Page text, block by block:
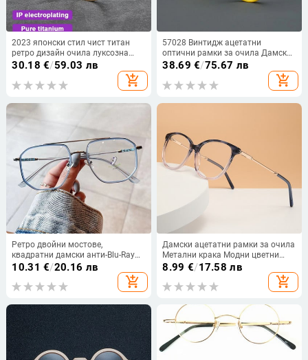
2023 японски стил чист титан
ретро дизайн очила луксозна
марка жени мъжки рамки ултра
30.18 €/59.03 лв
add_shopping_cart
57028 Винтидж ацетатни
оптични рамки за очила Дамска
модна кръгла метална рамка за
очила Мъжки модни прозрачни
очила
38.69 €/75.67 лв
add_shopping_cart
Ретро двойни мостове,
квадратни дамски анти-Blu-Ray
рамка за очила, модна TR90
пружинна панта, мъжка оптична
рамка, компютърни очила
10.31 €/20.16 лв
add_shopping_cart
Дамски ацетатни рамки за очила
Метални крака Модни цветни
ръчно изработени очила Овални
оптични диоптрични очила с
пълна рамка BOA1276
8.99 €/17.58 лв
add_shopping_cart